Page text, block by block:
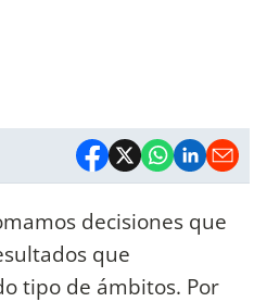
decisiones que
que
tipo de ámbitos. Por